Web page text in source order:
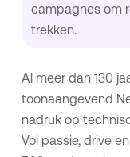
campagnes om
trekken.
Al meer dan 130
toonaangevend
nadruk op
Vol passie, drive